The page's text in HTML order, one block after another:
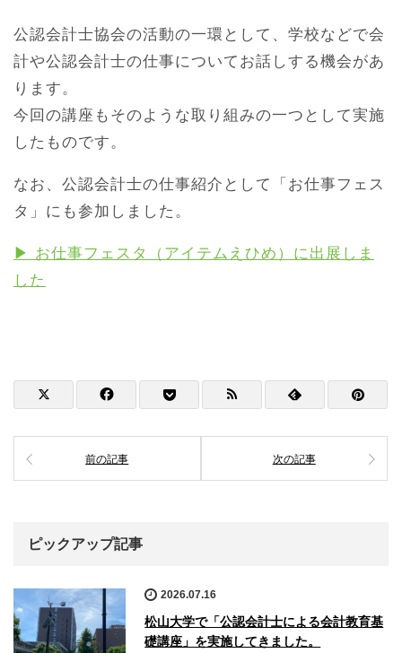
公認会計士協会の活動の一環として、学校などで会
計や公認会計士の仕事についてお話しする機会があ
ります。
今回の講座もそのような取り組みの一つとして実施
したものです。
なお、公認会計士の仕事紹介として「お仕事フェス
タ」にも参加しました。
▶ お仕事フェスタ（アイテムえひめ）に出展しま
した
前の記事 次の記事
ピックアップ記事
2026.07.16
松山大学で「公認会計士による会計教育基
礎講座」を実施してきました。